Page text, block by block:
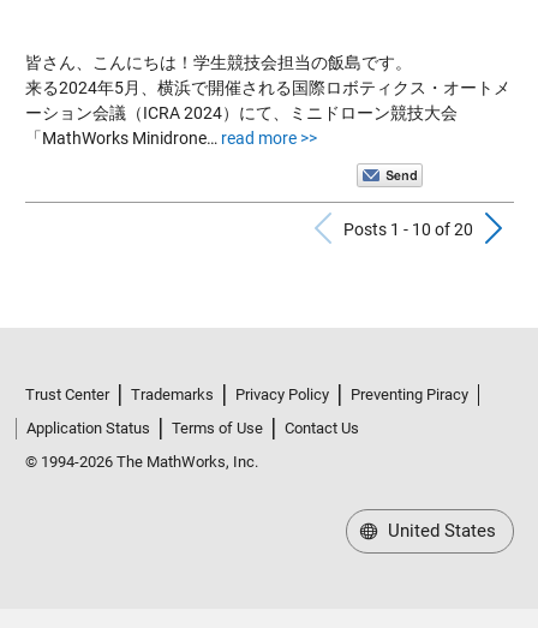
皆さん、こんにちは！学生競技会担当の飯島です。
来る2024年5月、横浜で開催される国際ロボティクス・オートメ
ーション会議（ICRA 2024）にて、ミニドローン競技大会
「MathWorks Minidrone… read more >>
Previous
Posts 1 - 10 of 20
Trust Center Trademarks Privacy Policy
Preventing Piracy
Application Status
Terms of Use
Contact Us
© 1994-2026 The MathWorks, Inc.
United States